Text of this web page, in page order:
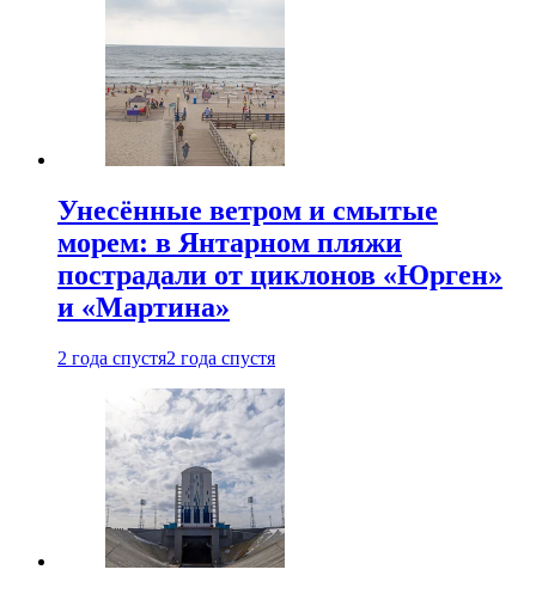
Унесённые ветром и смытые
морем: в Янтарном пляжи
пострадали от циклонов «Юрген»
и «Мартина»
2 года спустя2 года спустя